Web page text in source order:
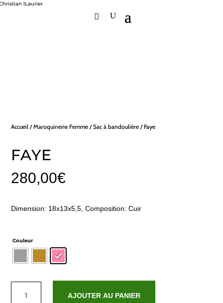
Accueil /Maroquinerie Femme /Sac à bandoulière / Faye
FAYE
280,00€
Dimension: 18x13x5,5, Composition: Cuir
Couleur
AJOUTER AU PANIER